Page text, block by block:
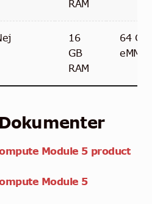
RAM
16
GB
RAM
64 GB
eMMC
Module 5 product
Module 5